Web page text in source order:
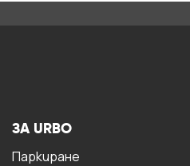
ЗА URBO
Паркиране